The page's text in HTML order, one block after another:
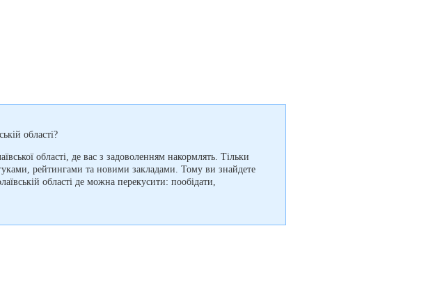
області?
області, де вас з задоволенням накормлять. Тільки
рейтингами та новими закладами. Тому ви знайдете
області де можна перекусити: пообідати,